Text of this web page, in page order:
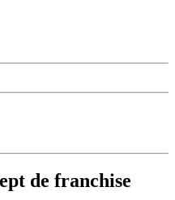
de franchise